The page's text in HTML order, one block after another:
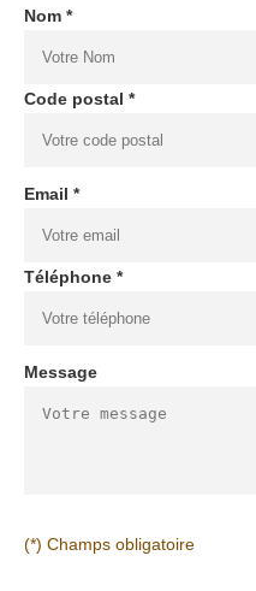
Nom *
Code postal *
Email *
Téléphone *
Message
(*) Champs obligatoire